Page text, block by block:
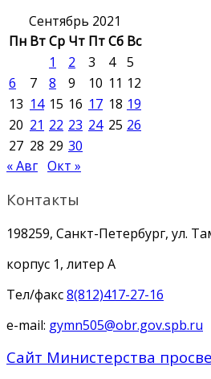
Сентябрь 2021
Пн ВтСр Чт ПтСб Вс
1
2 3 4
5
6
7 8 9 10 11 12
13 14 15 16 17 18 19
20 21 22 23 24 25 26
27 28 29 30
« Авг Окт »
Контакты
198259, Санкт-Петербург, ул.
корпус 1, литер А
Тел/факс8(812)417-27-16
e-mail: gymn505@obr.gov.spb.ru
Сайт Министерства